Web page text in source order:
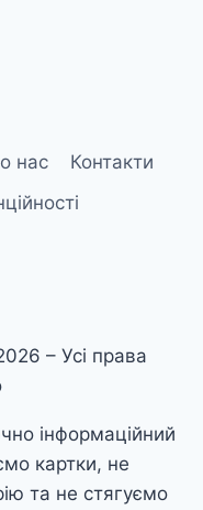
нас
Контакти
– Усі права
інформаційний
картки, не
та не стягуємо